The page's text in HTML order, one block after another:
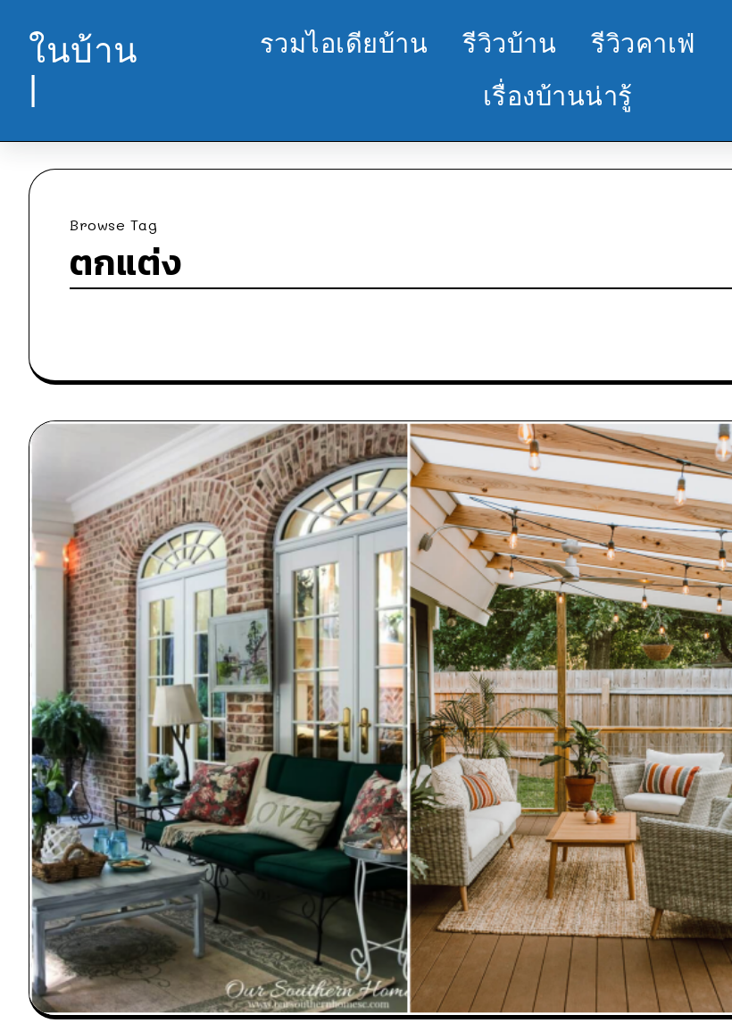
ในบ้าน
|
รวมไอเดียบ้าน รีวิวบ้าน รีวิวคาเฟ่
เรื่องบ้านน่ารู้
Browse Tag
ตกแต่ง